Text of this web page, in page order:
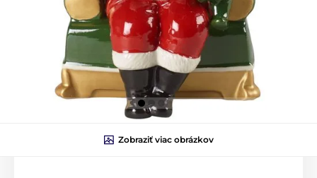
Zobraziť viac obrázkov